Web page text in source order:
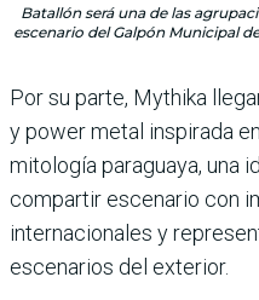
Batallón será una de las
escenario del Galpón Municipal
Por su parte, Mythika
y power metal inspirada
mitología paraguaya, una
compartir escenario con
internacionales y
escenarios del exterior.